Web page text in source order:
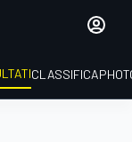
CLASSIFICA